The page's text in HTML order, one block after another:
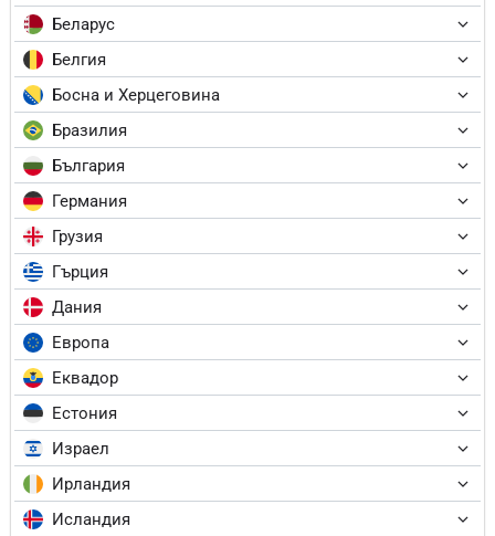
Беларус
Белгия
Босна и Херцеговина
Бразилия
България
Германия
Грузия
Гърция
Дания
Европа
Еквадор
Естония
Израел
Ирландия
Исландия